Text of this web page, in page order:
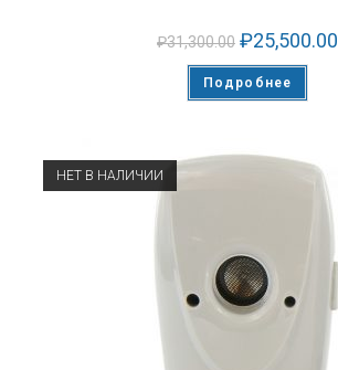
₽31,300.00 ₽25,500.00
Подробнее
НЕТ В НАЛИЧИИ